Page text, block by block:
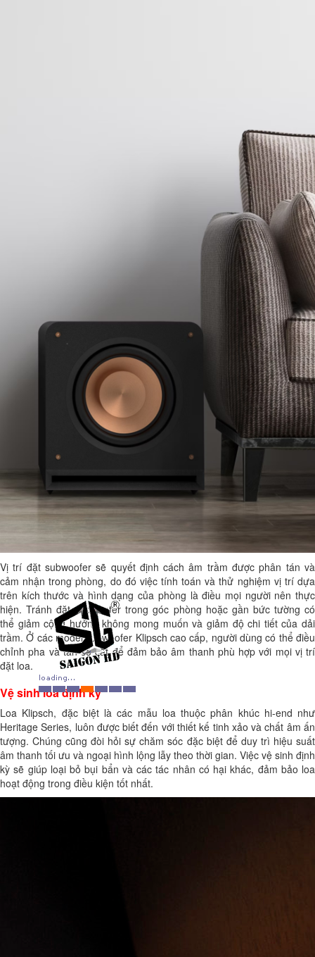
Vị trí đặt subwoofer sẽ quyết định cách âm trầm được phân tán và
cảm nhận trong phòng, do đó việc tính toán và thử nghiệm vị trí dựa
trên kích thước và hình dạng của phòng là điều mọi người nên thực
hiện. Tránh đặt subwoofer trong góc phòng hoặc gần bức tường có
thể giảm cộng hưởng không mong muốn và giảm độ chi tiết của dải
trầm. Ở các model subwoofer Klipsch cao cấp, người dùng có thể điều
chỉnh pha và tần số cắt để đảm bảo âm thanh phù hợp với mọi vị trí
đặt loa.
Vệ sinh loa định kỳ
Loa Klipsch, đặc biệt là các mẫu loa thuộc phân khúc hi-end như
Heritage Series, luôn được biết đến với thiết kế tinh xảo và chất âm ấn
tượng. Chúng cũng đòi hỏi sự chăm sóc đặc biệt để duy trì hiệu suất
âm thanh tối ưu và ngoại hình lộng lẫy theo thời gian. Việc vệ sinh định
kỳ sẽ giúp loại bỏ bụi bẩn và các tác nhân có hại khác, đảm bảo loa
hoạt động trong điều kiện tốt nhất.